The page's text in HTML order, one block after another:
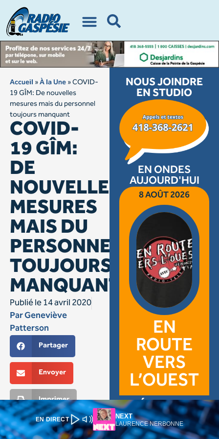
EN DIRECT NEXT
LAURENCE NERBONNE